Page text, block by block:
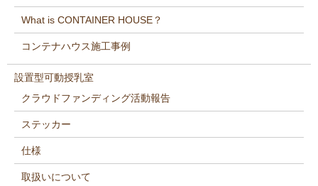
What is CONTAINER HOUSE？
コンテナハウス施工事例
設置型可動授乳室
クラウドファンディング活動報告
ステッカー
仕様
取扱いについて